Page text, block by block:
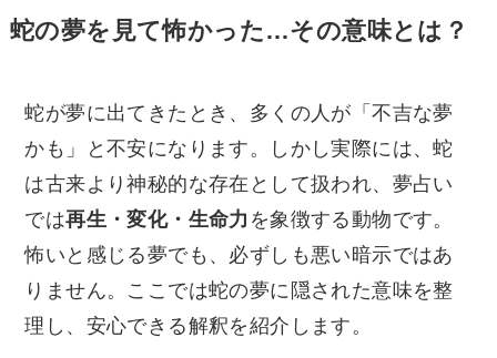
蛇の夢を見て怖かった…その意味とは？
蛇が夢に出てきたとき、多くの人が「不吉な夢
かも」と不安になります。しかし実際には、蛇
は古来より神秘的な存在として扱われ、夢占い
では再生・変化・生命力 を象徴する動物です。
怖いと感じる夢でも、必ずしも悪い暗示ではあ
りません。ここでは蛇の夢に隠された意味を整
理し、安心できる解釈を紹介します。